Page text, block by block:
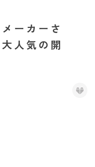
ーカーさ
人気の開